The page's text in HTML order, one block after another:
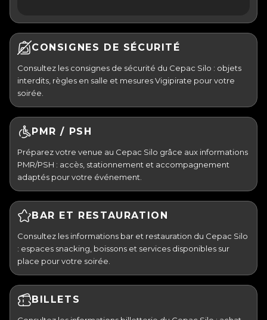
CONSIGNES DE SÉCURITÉ
Consultez les consignes de sécurité du Cepac Silo : objets
interdits, règles en salle et mesures Vigipirate pour votre
soirée.
PMR / PSH
Préparez votre venue au Cepac Silo grâce aux informations
PMR/PSH : accès, stationnement et accompagnement
adaptés pour votre événement.
BAR ET RESTAURATION
Consultez les informations bar et restauration du Cepac Silo
: espaces snacking, boissons et services disponibles sur
place pour votre soirée.
BILLETS